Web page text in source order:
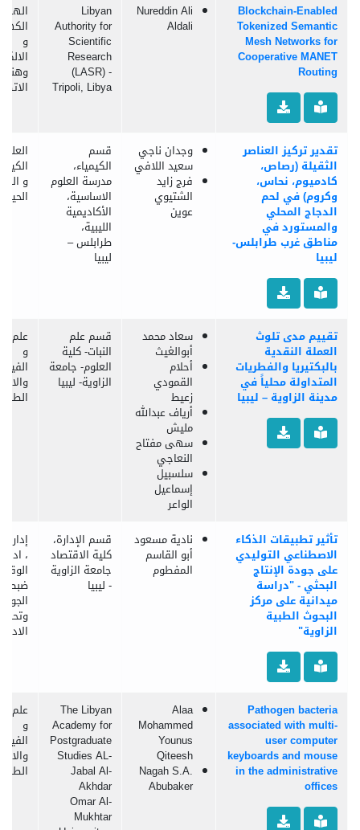
Blockchain-Enabled
Tokenized Semantic
Mesh Networks for
Cooperative MANET
Routing
Nureddin Ali
Aldali
Libyan
Authority for
Scientific
Research
(LASR) -
Tripoli, Libya
و
تقدير تركيز العناصر
الثقيلة (رصاص،
كادميوم، نحاس،
وكروم) في لحم
الدجاج المحلي
والمستورد في
مناطق غرب طرابلس-
ليبيا
وجدان ناجي
سعيد اللافي
فرج زايد
الشتيوي
عوين
قسم
الكيمياء،
مدرسة العلوم
الاساسية،
الأكاديمية
الليبية،
طرابلس –
ليبيا
العلوم
و
تقييم مدى تلوث
العملة النقدية
بالبكتيريا والفطريات
المتداولة محلياً في
مدينة الزاوية – ليبيا
سعاد محمد
أبوالغيث
أحلام
القمودي
زعيط
أرياف عبدالله
مليش
سهى مفتاح
النعاجي
سلسبيل
إسماعيل
الواعر
قسم علم
النبات- كلية
العلوم- جامعة
الزاوية- ليبيا
علم
و
تأثير تطبيقات الذكاء
الاصطناعي التوليدي
على جودة الإنتاج
البحثي - "دراسة
ميدانية على مركز
البحوث الطبية
الزاوية"
نادية مسعود
أبو القاسم
المفطوم
قسم الإدارة،
كلية الاقتصاد
جامعة الزاوية
- ليبيا
إدارة
، ادارة
ضبط
الاداء
Pathogen bacteria
associated with multi-
user computer
keyboards and mouse
in the administrative
offices
Alaa
Mohammed
Younus
Qiteesh
Nagah S.A.
Abubaker
The Libyan
Academy for
Postgraduate
Studies AL-
Jabal Al-
Akhdar
Omar Al-
Mukhtar
علم
و